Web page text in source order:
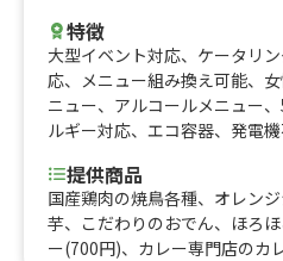
特徴
大型イベント対応、 ケータリ
応、 メニュー組み換え可能、
ニュー、 アルコールメニュー、
ルギー対応、 エコ容器、 発電
提供商品
国産鶏肉の焼鳥各種、オレン
芋、こだわりのおでん、ほろ
ー(700円)、カレー専門店のカ